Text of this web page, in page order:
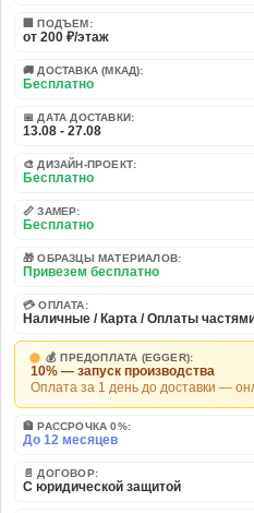
🏢 ПОДЪЕМ:
от 200 ₽/этаж
🚚 ДОСТАВКА (МКАД):
Бесплатно
📅 ДАТА ДОСТАВКИ:
13.08 - 27.08
🎨 ДИЗАЙН-ПРОЕКТ:
Бесплатно
📏 ЗАМЕР:
Бесплатно
🎁 ОБРАЗЦЫ МАТЕРИАЛОВ:
Привезем бесплатно
💳 ОПЛАТА:
Наличные / Карта / Оплаты
💰 ПРЕДОПЛАТА (EGGER):
10% — запуск производства
Оплата за 1 день до доставки —
🏦 РАССРОЧКА 0%:
До 12 месяцев
📄 ДОГОВОР:
С юридической защитой